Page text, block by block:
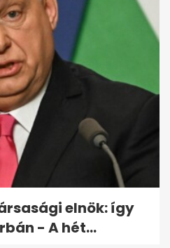
a több száz állatot
megkínzó nő
elnök: így
- A hét...